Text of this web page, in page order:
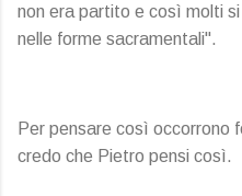
non era partito e così molti
nelle forme sacramentali".
Per pensare così occorrono
credo che Pietro pensi così.